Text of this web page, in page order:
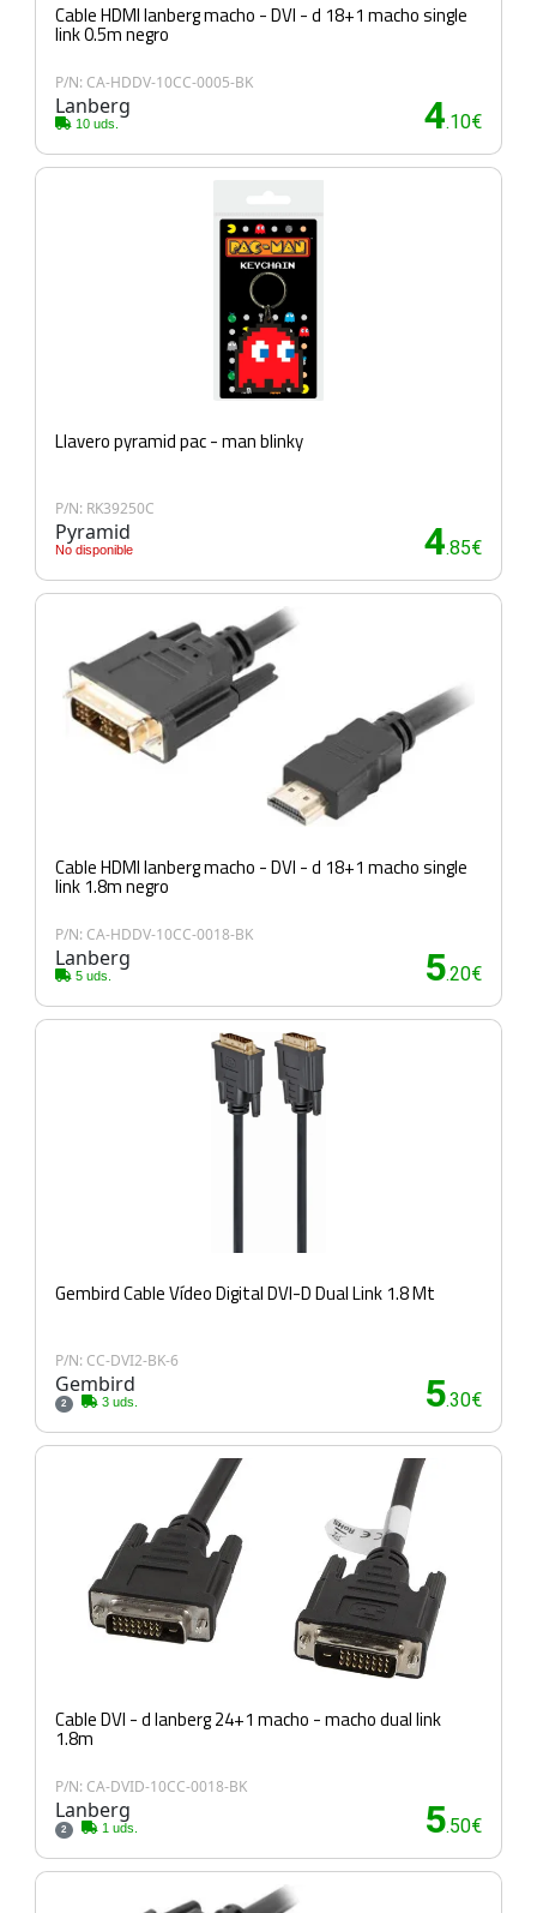
Cable HDMI lanberg macho - DVI - d 18+1 macho single
link 0.5m negro
P/N: CA-HDDV-10CC-0005-BK
Lanberg
10 uds. 4.10€
Llavero pyramid pac - man blinky
P/N: RK39250C
Pyramid
No disponible 4.85€
Cable HDMI lanberg macho - DVI - d 18+1 macho single
link 1.8m negro
P/N: CA-HDDV-10CC-0018-BK
Lanberg
5 uds. 5.20€
Gembird Cable Vídeo Digital DVI-D Dual Link 1.8 Mt
P/N: CC-DVI2-BK-6
Gembird
2 3 uds. 5.30€
Cable DVI - d lanberg 24+1 macho - macho dual link
1.8m
P/N: CA-DVID-10CC-0018-BK
Lanberg
2 1 uds. 5.50€